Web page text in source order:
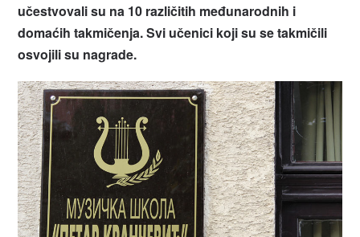
učestvovali su na 10 različitih međunarodnih i
domaćih takmičenja. Svi učenici koji su se takmičili
osvojili su nagrade.